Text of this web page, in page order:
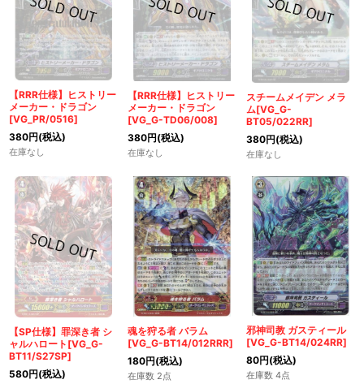
【RRR仕様】ヒストリー
メーカー・ドラゴン
[VG_PR/0516]
380円(税込)
在庫なし
【RRR仕様】ヒストリー
メーカー・ドラゴン
[VG_G-TD06/008]
380円(税込)
在庫なし
スチームメイデン メラ
ム[VG_G-
BT05/022RR]
380円(税込)
在庫なし
【SP仕様】罪深き者 シ
ャルハロート[VG_G-
BT11/S27SP]
580円(税込)
魂を狩る者 バラム
[VG_G-BT14/012RRR]
180円(税込)
在庫数 2点
邪神司教 ガスティール
[VG_G-BT14/024RR]
80円(税込)
在庫数 4点